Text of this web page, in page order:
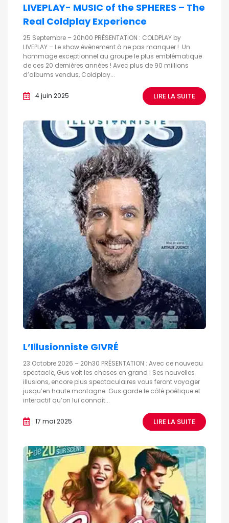
LIVEPLAY- MUSIC of the SPHERES – The
Real Coldplay Experience
25 Septembre – 20h00 PRÉSENTATION : COLDPLAY by
LIVEPLAY – Le show évènement à ne pas manquer ! Un
hommage exceptionnel au groupe le plus emblématique
de ces 20 dernières années ! Avec plus de 90 millions
d’albums vendus, Coldplay...
4 juin 2025 LIRE LA SUITE
L’Illusionniste GIVRÉ
23 Octobre 2026 – 20h30 PRÉSENTATION : Avec ce nouveau
spectacle, Gus voit les choses en grand ! Ses nouvelles
illusions, encore plus spectaculaires vous feront voyager
jusqu’en haute montagne. Gus garde le côté poétique et
interactif qu’on lui connaît...
17 mai 2025 LIRE LA SUITE